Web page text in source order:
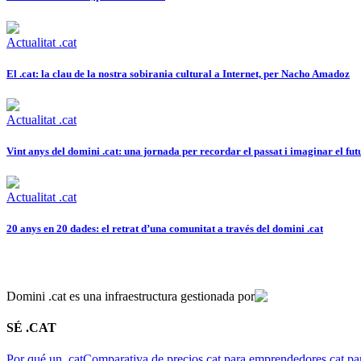
Actualitat .cat
El .cat: la clau de la nostra sobirania cultural a Internet, per Nacho Amadoz
Actualitat .cat
Vint anys del domini .cat: una jornada per recordar el passat i imaginar el
Actualitat .cat
20 anys en 20 dades: el retrat d’una comunitat a través del domini .cat
Domini .cat es una infraestructura gestionada por
SÉ .CAT